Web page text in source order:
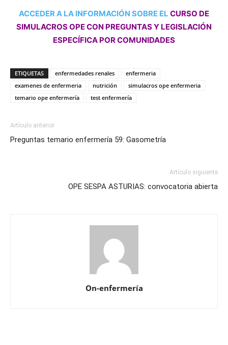
ACCEDER A LA INFORMACIÓN SOBRE EL CURSO DE
SIMULACROS OPE CON PREGUNTAS Y LEGISLACIÓN
ESPECÍFICA POR COMUNIDADES
ETIQUETAS enfermedades renales
enfermeria
examenes de enfermeria
nutrición
simulacros ope enfermeria
temario ope enfermería
test enfermería
Artículo anterior
Preguntas temario enfermería 59: Gasometría
Artículo siguiente
OPE SESPA ASTURIAS: convocatoria abierta
On-enfermería